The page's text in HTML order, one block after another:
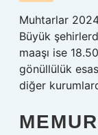
Muhtarlar
Büyük
maaşı ise
gönüllülük
diğer